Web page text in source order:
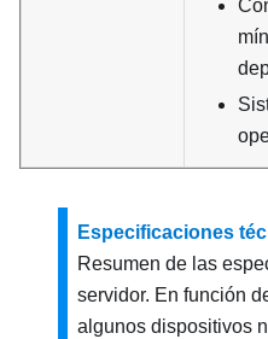
Especificaciones
Resumen de las
servidor. En función
algunos dispositivos